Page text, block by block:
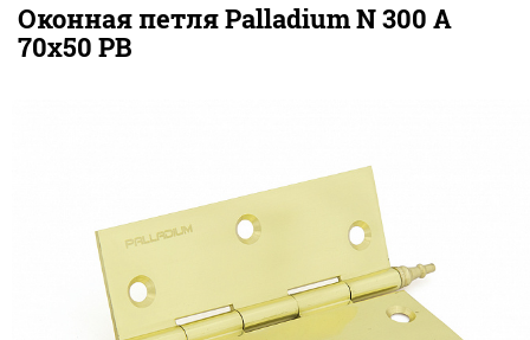
Оконная петля Palladium N 300 А
70х50 PВ